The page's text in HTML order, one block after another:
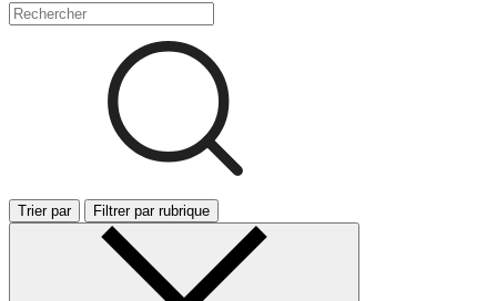
Trier par Filtrer par rubrique